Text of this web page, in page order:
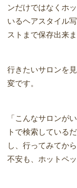
ンだけではなくホ
いるヘアスタイル
ストまで保存出来ま
行きたいサロンを
変です。
「こんなサロンが
トで検索している
し、行ってみてか
不安も、ホットペ